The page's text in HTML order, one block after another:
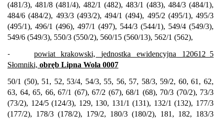
(481/3), 481/8 (481/4), 482/1 (482), 483/1 (483), 484/3 (484/1),
484/6 (484/2), 493/3 (493/2), 494/1 (494), 495/2 (495/1), 495/3
(495/1), 496/1 (496), 497/1 (497), 544/3 (544/1), 549/4 (549/3),
549/6 (549/3), 550/3 (550/2), 560/15 (560/13), 562/1 (562),
- powiat krakowski,jednostka ewidencyjna 120612_5
Słomniki, obręb Lipna Wola 0007
50/1 (50), 51, 52, 53/4, 54/3, 55, 56, 57, 58/3, 59/2, 60, 61, 62,
63, 64, 65, 66, 67/1 (67), 67/2 (67), 68/1 (68), 70/3 (70/2), 73/3
(73/2), 124/5 (124/3), 129, 130, 131/1 (131), 132/1 (132), 177/3
(177/2), 178/3 (178/2), 179/2, 180/3 (180/2), 181, 182, 183/3